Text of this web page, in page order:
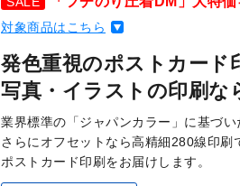
対象商品はこちら
発色重視のポストカード
写真・イラストの印刷な
業界標準の「ジャパンカラー」に基づ
さらにオフセットなら高精細280線印
ポストカード印刷をお届けします。